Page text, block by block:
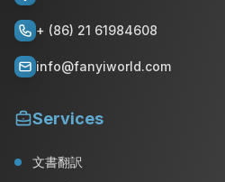
+ (86) 21 61984608
info@fanyiworld.com
Services
文書翻訳